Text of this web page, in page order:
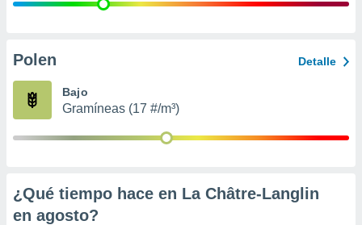
e
publicidad
Polen Detalle
Bajo
Gramíneas (17 #/m³)
¿Qué tiempo hace en La Châtre-Langlin
en agosto?